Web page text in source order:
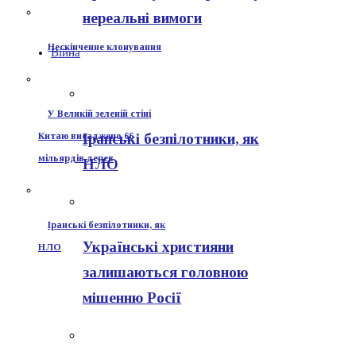
Нескінченне клонування
У Великій зеленій стіні
Китаю висаджено 66
мільярдів дерев
Іранські безпілотники, як
НЛО
нереальні вимоги
Війна
Іранські безпілотники, як
НЛО
Українські християни
залишаються головною
мішенню Росії